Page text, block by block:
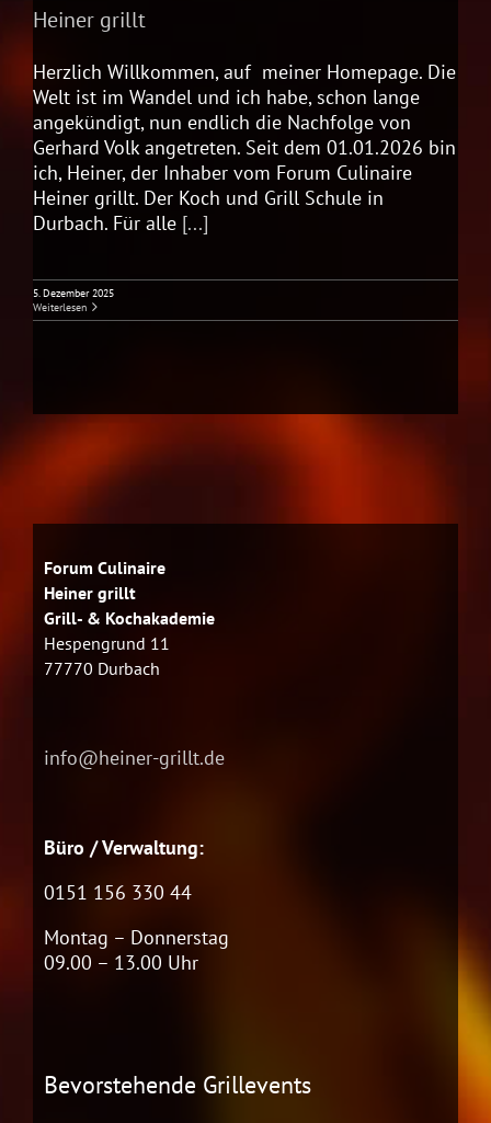
Heiner grillt
Herzlich Willkommen, auf meiner Homepage. Die
Welt ist im Wandel und ich habe, schon lange
angekündigt, nun endlich die Nachfolge von
Gerhard Volk angetreten. Seit dem 01.01.2026 bin
ich, Heiner, der Inhaber vom Forum Culinaire
Heiner grillt. Der Koch und Grill Schule in
Durbach. Für alle[...]
5. Dezember 2025
Weiterlesen
Forum Culinaire
Heiner grillt
Grill- & Kochakademie
Hespengrund 11
77770 Durbach
info@heiner-grillt.de
Büro / Verwaltung:
0151 156 330 44
Montag – Donnerstag
09.00 – 13.00 Uhr
Bevorstehende Grillevents